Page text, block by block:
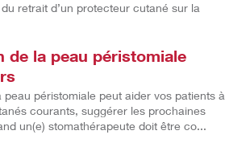
retrait d’un protecteur cutané sur la
de la peau péristomiale
péristomiale peut aider vos patients à
courants, suggérer les prochaines
un(e) stomathérapeute doit être co...